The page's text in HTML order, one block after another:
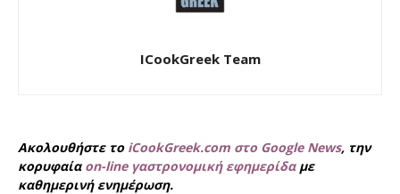
ICookGreek Team
Ακολουθήστε το iCookGreek.com στο Google News, την
κορυφαία on-line γαστρονομική εφημερίδαμε
καθημερινή ενημέρωση.